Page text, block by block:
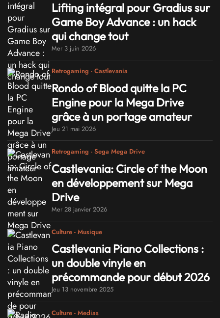
Lifting intégral pour Gradius sur
Game Boy Advance : un hack
qui change tout
Mer 3 juin 2026
Retrogaming - Castlevania
Rondo of Blood quitte la PC
Engine pour la Mega Drive
grâce à un portage amateur
Jeu 21 mai 2026
Retrogaming - Sega Mega Drive
Castlevania: Circle of the Moon
en développement sur Mega
Drive
Mer 28 janvier 2026
Culture - Musique
Castlevania Piano Collections :
un double vinyle en
précommande pour début 2026
Jeu 13 novembre 2025
Culture - Medias